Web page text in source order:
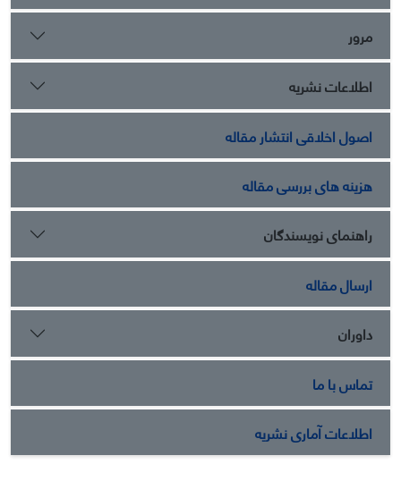
مرور
اطلاعات نشریه
اصول اخلاقی انتشار مقاله
هزینه های بررسی مقاله
راهنمای نویسندگان
ارسال مقاله
داوران
تماس با ما
اطلاعات آماری نشریه